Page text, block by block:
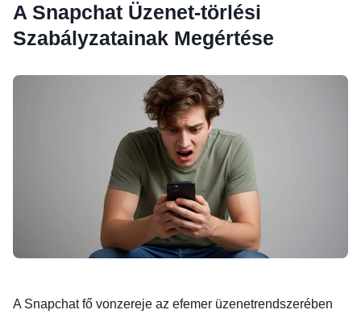
A Snapchat Üzenet-törlési
Szabályzatainak Megértése
A Snapchat fő vonzereje az efemer üzenetrendszerében